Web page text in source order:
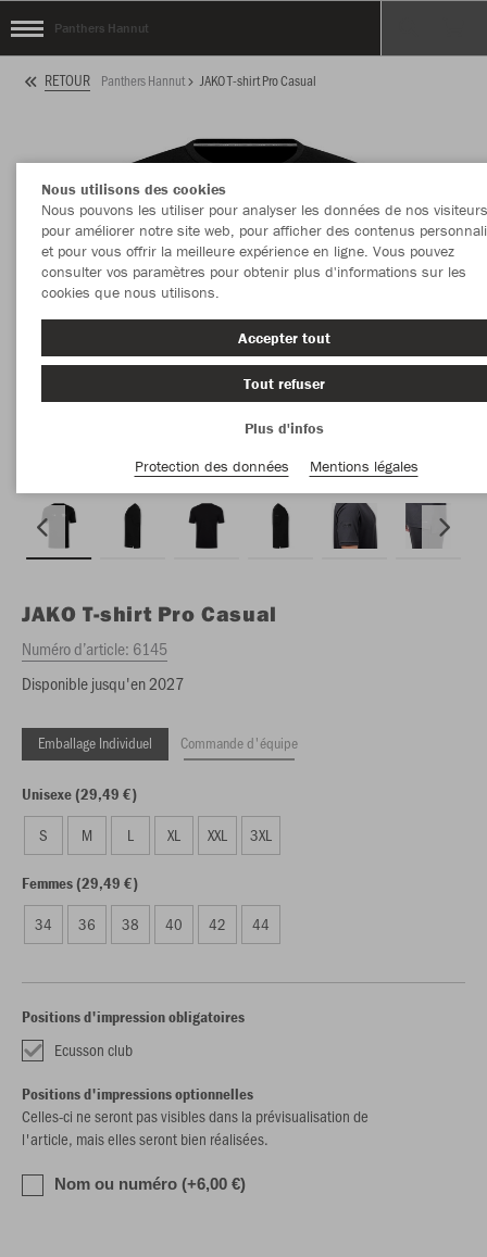
Panthers Hannut
RETOUR Panthers Hannut JAKO T-shirt Pro Casual
JAKO T-shirt Pro Casual
Numéro d’article: 6145
Disponible jusqu'en 2027
Emballage Individuel Commande d'équipe
Unisexe (29,49 €)
S M L XL XXL 3XL
Femmes (29,49 €)
34 36 38 40 42 44
Positions d'impression obligatoires
Ecusson club
Positions d'impressions optionnelles
Celles-ci ne seront pas visibles dans la prévisualisation de
l'article, mais elles seront bien réalisées.
Nom ou numéro (+6,00 €)
Nous utilisons des cookies
Nous pouvons les utiliser pour analyser les données de nos
pour améliorer notre site web, pour afficher des contenus
et pour vous offrir la meilleure expérience en ligne. Vous pouvez
consulter vos paramètres pour obtenir plus d'informations sur les
cookies que nous utilisons.
Accepter tout
Tout refuser
Plus d'infos
Protection des données
Mentions légales